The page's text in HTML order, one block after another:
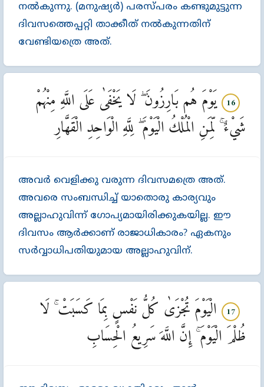
നല്‍കുന്നു. (മനുഷ്യര്‍) പരസ്പരം കണ്ടുമുട്ടുന്ന
ദിവസത്തെപ്പറ്റി താക്കീത്‌ നല്‍കുന്നതിന്‌
വേണ്ടിയത്രെ അത്‌.
അവര്‍ വെളിക്കു വരുന്ന ദിവസമത്രെ അത്‌.
അവരെ സംബന്ധിച്ച്‌ യാതൊരു കാര്യവും
അല്ലാഹുവിന്ന്‌ ഗോപ്യമായിരിക്കുകയില്ല. ഈ
ദിവസം ആര്‍ക്കാണ്‌ രാജാധികാരം? ഏകനും
സര്‍വ്വാധിപതിയുമായ അല്ലാഹുവിന്‌.
16
يَوْمَ هُم بَارِزُونَ ۖ لَا يَخْفَىٰ عَلَى اللَّهِ مِنْهُمْ
شَيْءٌ ۚ لِّمَنِ الْمُلْكُ الْيَوْمَ ۖ لِلَّهِ الْوَاحِدِ الْقَهَّارِ
17
الْيَوْمَ تُجْزَىٰ كُلُّ نَفْسٍ بِمَا كَسَبَتْ ۚ لَا
ظُلْمَ الْيَوْمَ ۚ إِنَّ اللَّهَ سَرِيعُ الْحِسَابِ